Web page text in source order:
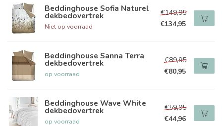
Beddinghouse Sofia Naturel
dekbedovertrek
Niet op voorraad
€149,95
€134,95
Beddinghouse Sanna Terra
dekbedovertrek
op voorraad
€89,95
€80,95
Beddinghouse Wave White
dekbedovertrek
op voorraad
€59,95
€44,96